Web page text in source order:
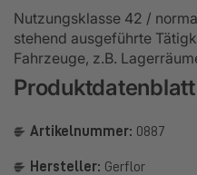
Nutzungsklasse 42 /
stehend ausgeführte
Fahrzeuge, z.B.
Produktdatenblatt
Artikelnummer: 0887
Hersteller: Gerflor